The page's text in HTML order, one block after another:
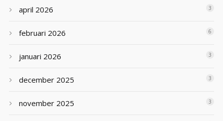
april 2026 3
februari 2026 6
januari 2026 3
december 2025 3
november 2025 3